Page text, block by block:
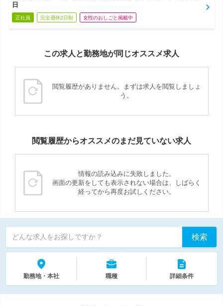
日
正社員 完全週休2日制 女性のおしごと掲載中
この求人と勤務地が同じオススメ求人
閲覧履歴がありません。まずは求人を閲覧しましょ
う。
閲覧履歴からオススメのまだ見ていない求人
情報の読み込みに失敗しました。
画面の更新をしても表示されない場合は、しばらく
経ってから再度お試しください。
どんな求人をお探しですか？ 検索
勤務地・本社 職種 詳細条件